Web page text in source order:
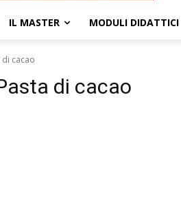
IL MASTER MODULI DIDATTICI
di cacao
di cacao